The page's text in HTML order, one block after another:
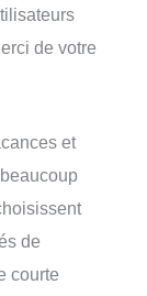
de votre
et
de
courte